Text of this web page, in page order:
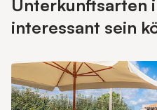
Unterkunftsarten
interessant sein